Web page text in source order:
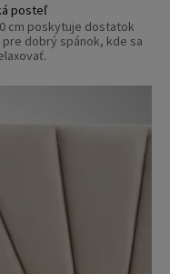
posteľ
cm poskytuje dostatok
dobrý spánok, kde sa